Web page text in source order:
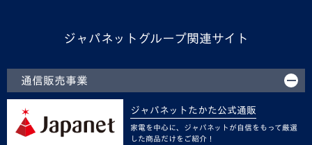
ジャパネットグループ関連サイト
通信販売事業
ジャパネットたかた公式通販
家電を中心に、ジャパネットが自信をもって厳選
した商品だけをご紹介！